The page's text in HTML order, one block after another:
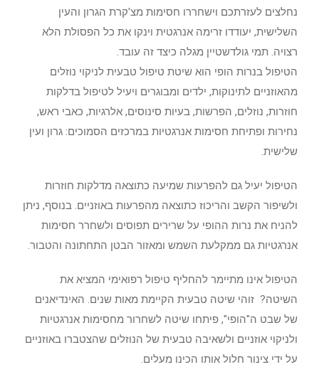
נחלצים לעזרתכם וישחררו חסימות מצ'קרת הגרון והעין
השלישית, יעודדו זרימה אנרגטית וינקו את כל הפסולת הלא
רצויה. תמי גולדשטיין מגלה כיצד זה עובד.
הטיפול בנרות הופי הוא שיטת טיפול טבעית לניקוי נוזלים
מהאוזניים לתינוקות, ילדים ומבוגרים ויעיל לטיפול בדלקות
חוזרות, נוזלים, הפרשות, בעיות סינוסים, אלרגיות, כאבי ראש,
נחירות ופתיחת חסימות אנרגטיות במרכזים הסמוכים: גרון ועין
שלישית.
הטיפול יעיל גם להפרעות שמיעה כתוצאה מדלקות חוזרות
ולשיפור הקשב והריכוז כתוצאה מהפרעות באוזניים. בנוסף, ניתן
להניח את נרות ההופי על שרירים תפוסים ולשחרר חסימות
אנרגטיות גם ממקלעת השמש ומאזור הבטן התחתונה והטבור.
הטיפול אינו מתיימר להחליף טיפול רפואימי המציא את
השיטה? זוהי שיטה טבעית הקיימת מאות שנים. האינדיאנים
של שבט ה"הופי", פיתחו שיטה לשחרור מחסימות אנרגטיות
ולניקוי אוזניים ולשאיבה טבעית של הנוזלים שהצטברו באוזניים
על ידי צינור חלול אותו הכינו מעלים.